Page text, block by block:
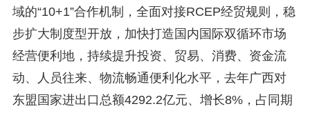
域的“10+1”合作机制，全面对接RCEP经贸规则，稳
步扩大制度型开放，加快打造国内国际双循环市场
经营便利地，持续提升投资、贸易、消费、资金流
动、人员往来、物流畅通便利化水平，去年广西对
东盟国家进出口总额4292.2亿元、增长8%，占同期